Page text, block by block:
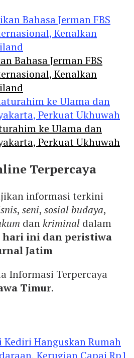
Bahasa Jerman FBS
Kenalkan
ke Ulama dan
Perkuat Ukhuwah
Terpercaya
informasi terkini
, seni, sosial budaya,
dankriminal dalam
hari ini dan peristiwa
Jatim
Informasi Terpercaya
Timur.